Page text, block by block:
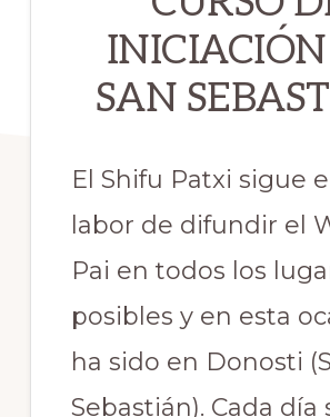
SAN
El Shifu Patxi sigue
labor de difundir el
Pai en todos los
posibles y en esta
ha sido en Donosti
Sebastián). Cada día